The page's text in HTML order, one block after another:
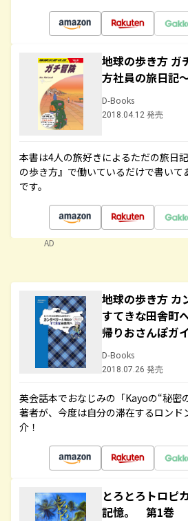
地球の歩き方 ガ
方社員の旅日記
D-Books
2018.04.12 発売
本書は4人の旅好きによるただの旅日
の歩き方』で働いているだけで書い
です。
AD
地球の歩き方 カ
すてきな田舎町
帰りおさんぽガ
D-Books
2018.07.26 発売
英会話本でおなじみの「Kayoの“秘密
著者が、今度は自分の滞在するロンド
介！
とろとろトロピ
記憶。 第1巻